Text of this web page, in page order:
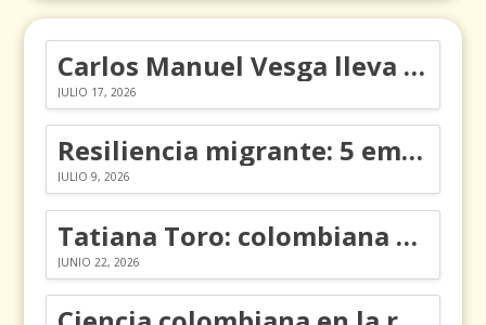
Carlos Manuel Vesga lleva el nombre de Colombia a los Emmy
JULIO 17, 2026
Resiliencia migrante: 5 emociones y cómo gestionarlas
JULIO 9, 2026
Tatiana Toro: colombiana que cambió la historia de las matemáticas
JUNIO 22, 2026